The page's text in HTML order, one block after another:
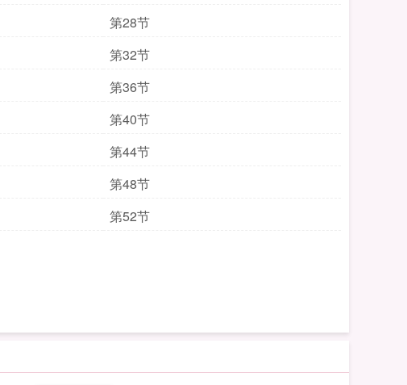
第28节
第32节
第36节
第40节
第44节
第48节
第52节